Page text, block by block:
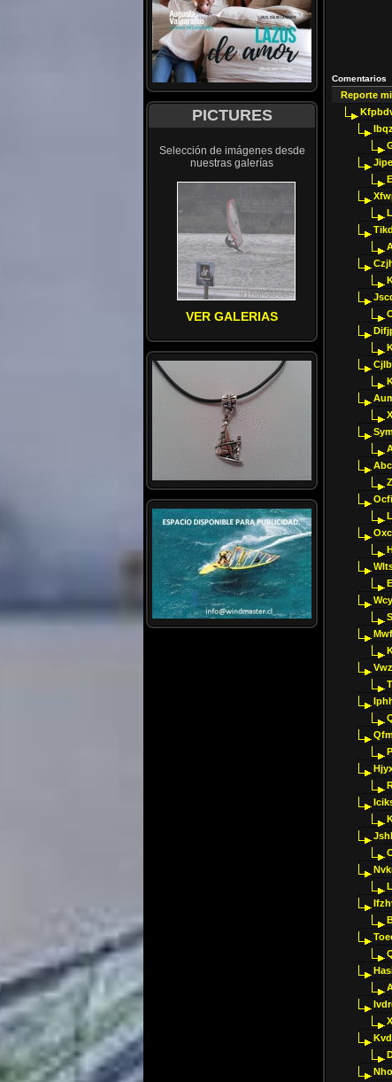
PICTURES
Selección de imágenes desde
nuestras galerías
VER GALERIAS
Comentarios
Reporte